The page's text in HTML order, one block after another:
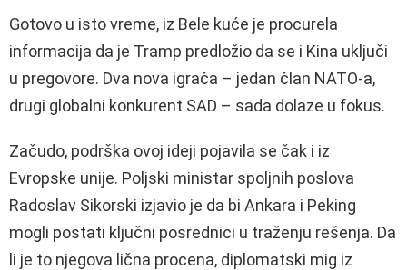
Gotovo u isto vreme, iz Bele kuće je procurela
informacija da je Tramp predložio da se i Kina uključi
u pregovore. Dva nova igrača – jedan član NATO-a,
drugi globalni konkurent SAD – sada dolaze u fokus.
Začudo, podrška ovoj ideji pojavila se čak i iz
Evropske unije. Poljski ministar spoljnih poslova
Radoslav Sikorski izjavio je da bi Ankara i Peking
mogli postati ključni posrednici u traženju rešenja. Da
li je to njegova lična procena, diplomatski mig iz